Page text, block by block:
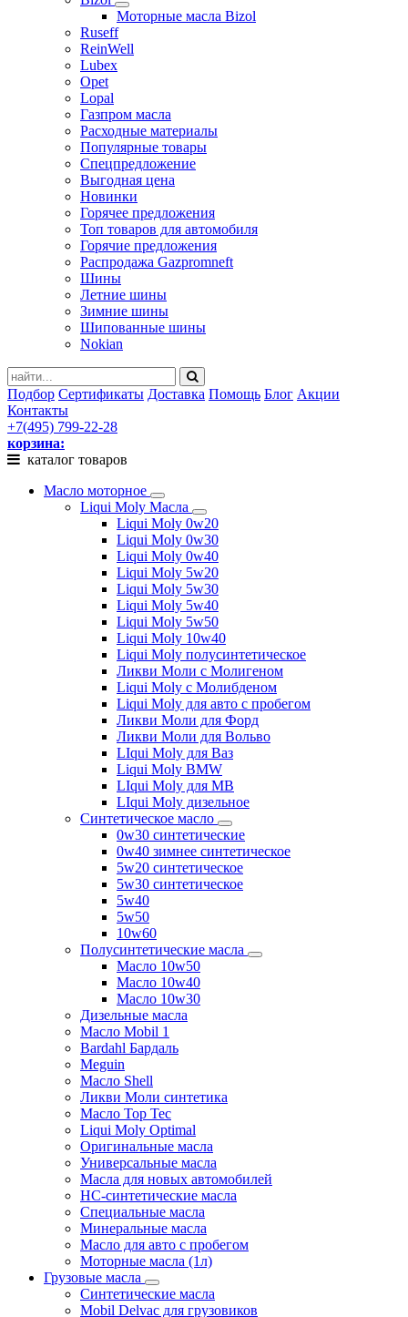
Моторные масла Bizol
Ruseff
ReinWell
Lubex
Opet
Lopal
Газпром масла
Расходные материалы
Популярные товары
Спецпредложение
Выгодная цена
Новинки
Горячее предложения
Топ товаров для автомобиля
Горячие предложения
Распродажа Gazpromneft
Шины
Летние шины
Зимние шины
Шипованные шины
Nokian
Подбор Сертификаты Доставка Помощь Блог Акции
Контакты
+7(495) 799-22-28
корзина:
каталог товаров
Масло моторное
Liqui Moly Масла
Liqui Moly 0w20
Liqui Moly 0w30
Liqui Moly 0w40
Liqui Moly 5w20
Liqui Moly 5w30
Liqui Moly 5w40
Liqui Moly 5w50
Liqui Moly 10w40
Liqui Moly полусинтетическое
Ликви Моли с Молигеном
Liqui Moly с Молибденом
Liqui Moly для авто с пробегом
Ликви Моли для Форд
Ликви Моли для Вольво
LIqui Moly для Ваз
Liqui Moly BMW
LIqui Moly для MB
LIqui Moly дизельное
Синтетическое масло
0w30 синтетические
0w40 зимнее синтетическое
5w20 синтетическое
5w30 синтетическое
5w40
5w50
10w60
Полусинтетические масла
Масло 10w50
Масло 10w40
Масло 10w30
Дизельные масла
Масло Mobil 1
Bardahl Бардаль
Meguin
Масло Shell
Ликви Моли синтетика
Масло Top Tec
Liqui Moly Optimal
Оригинальные масла
Универсальные масла
Масла для новых автомобилей
HC-синтетические масла
Специальные масла
Минеральные масла
Масло для авто с пробегом
Моторные масла (1л)
Грузовые масла
Синтетические масла
Mobil Delvac для грузовиков